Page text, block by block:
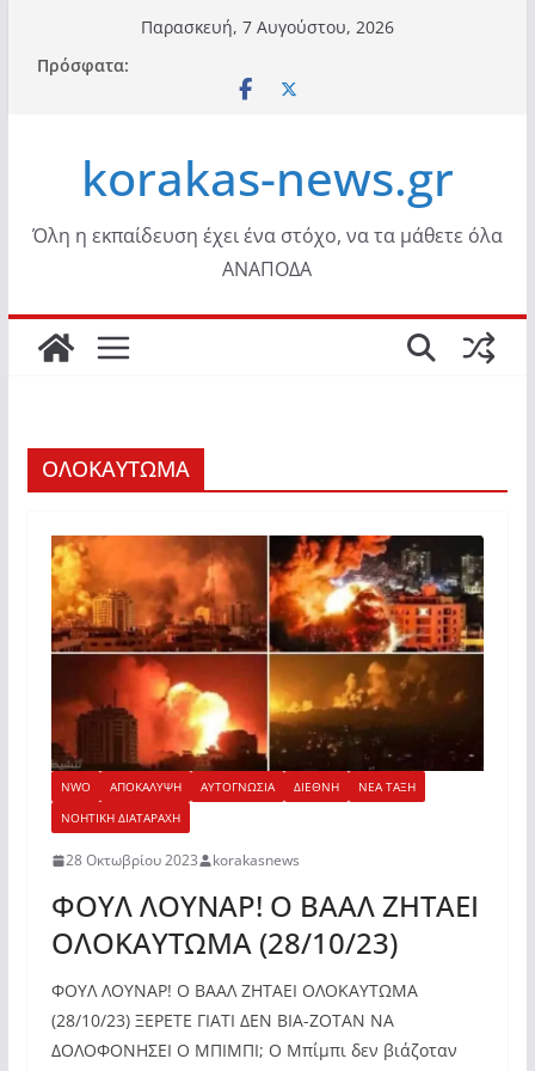
περιεχόμενο
Παρασκευή, 7 Αυγούστου, 2026
Πρόσφατα:
korakas-news.gr
Όλη η εκπαίδευση έχει ένα στόχο, να τα μάθετε όλα
ΑΝΑΠΟΔΑ
ΟΛΟΚΑΥΤΩΜΑ
NWO ΑΠΟΚΑΛΥΨΗ ΑΥΤΟΓΝΩΣΙΑ ΔΙΕΘΝΗ
ΝΕΑ ΤΑΞΗ
ΝΟΗΤΙΚΗ ΔΙΑΤΑΡΑΧΗ
28 Οκτωβρίου 2023 korakasnews
ΦΟΥΛ ΛΟΥΝΑΡ! Ο ΒΑΑΛ ΖΗΤΑΕΙ
ΟΛΟΚΑΥΤΩΜΑ (28/10/23)
ΦΟΥΛ ΛΟΥΝΑΡ! Ο ΒΑΑΛ ΖΗΤΑΕΙ ΟΛΟΚΑΥΤΩΜΑ
(28/10/23) ΞΕΡΕΤΕ ΓΙΑΤΙ ΔΕΝ ΒΙΑ-ΖΟΤΑΝ ΝΑ
ΔΟΛΟΦΟΝΗΣΕΙ Ο ΜΠΙΜΠΙ; Ο Μπίμπι δεν βιάζοταν